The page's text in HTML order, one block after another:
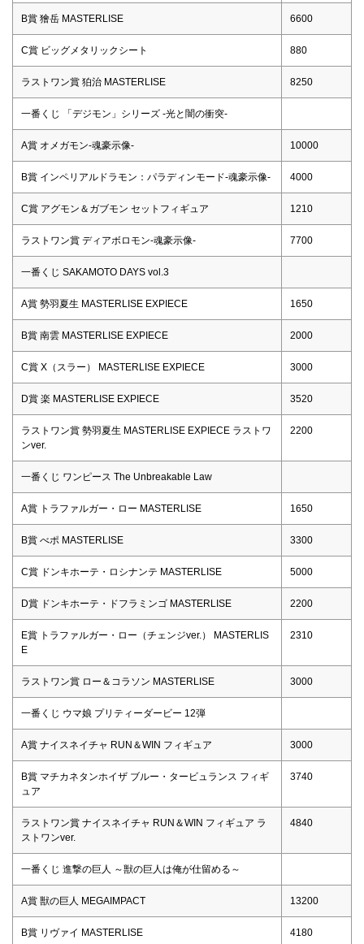
B賞 獪岳 MASTERLISE 6600
C賞 ビッグメタリックシート 880
ラストワン賞 狛治 MASTERLISE 8250
一番くじ 「デジモン」シリーズ -光と闇の衝突-
A賞 オメガモン-魂豪示像- 10000
B賞 インペリアルドラモン：パラディンモード-魂豪示像- 4000
C賞 アグモン＆ガブモン セットフィギュア 1210
ラストワン賞 ディアボロモン-魂豪示像- 7700
一番くじ SAKAMOTO DAYS vol.3
A賞 勢羽夏生 MASTERLISE EXPIECE 1650
B賞 南雲 MASTERLISE EXPIECE 2000
C賞 X（スラー） MASTERLISE EXPIECE 3000
D賞 楽 MASTERLISE EXPIECE 3520
ラストワン賞 勢羽夏生 MASTERLISE EXPIECE ラストワ
ンver.
2200
一番くじ ワンピース The Unbreakable Law
A賞 トラファルガー・ロー MASTERLISE 1650
B賞 べポ MASTERLISE 3300
C賞 ドンキホーテ・ロシナンテ MASTERLISE 5000
D賞 ドンキホーテ・ドフラミンゴ MASTERLISE 2200
E賞 トラファルガー・ロー（チェンジver.） MASTERLIS
E
2310
ラストワン賞 ロー＆コラソン MASTERLISE 3000
一番くじ ウマ娘 プリティーダービー 12弾
A賞 ナイスネイチャ RUN＆WIN フィギュア 3000
B賞 マチカネタンホイザ ブルー・タービュランス フィギ
ュア
3740
ラストワン賞 ナイスネイチャ RUN＆WIN フィギュア ラ
ストワンver.
4840
一番くじ 進撃の巨人 ～獣の巨人は俺が仕留める～
A賞 獣の巨人 MEGAIMPACT 13200
B賞 リヴァイ MASTERLISE 4180